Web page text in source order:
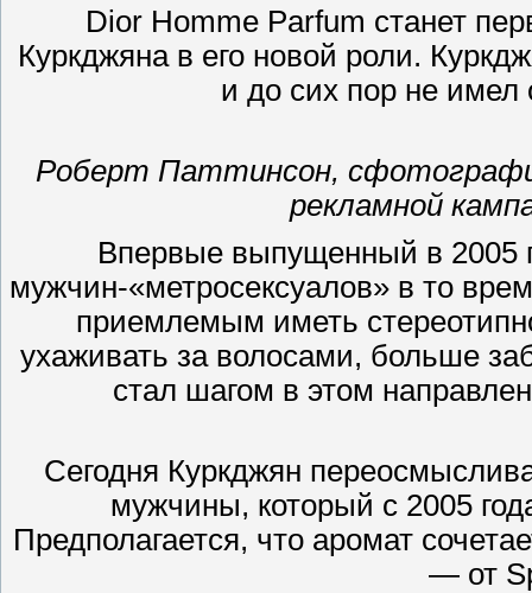
Dior Homme Parfum станет
Куркджяна в его новой роли.
и до сих пор не
Роберт Паттинсон,
рекламной
Впервые выпущенный в 2005
мужчин-«метросексуалов» в то
приемлемым иметь
ухаживать за волосами, больше
стал шагом в этом
Сегодня Куркджян
мужчины, который с 2005
Предполагается, что аромат
— от